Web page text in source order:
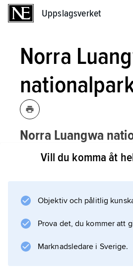
Uppslagsverket
Norra
Norra Luangwa
nationalpark i östra
belägenhet se
Information om
Vill du komma åt
Objektiv och pålitlig
Prova det, du kommer att
Marknadsledare i Sverige.